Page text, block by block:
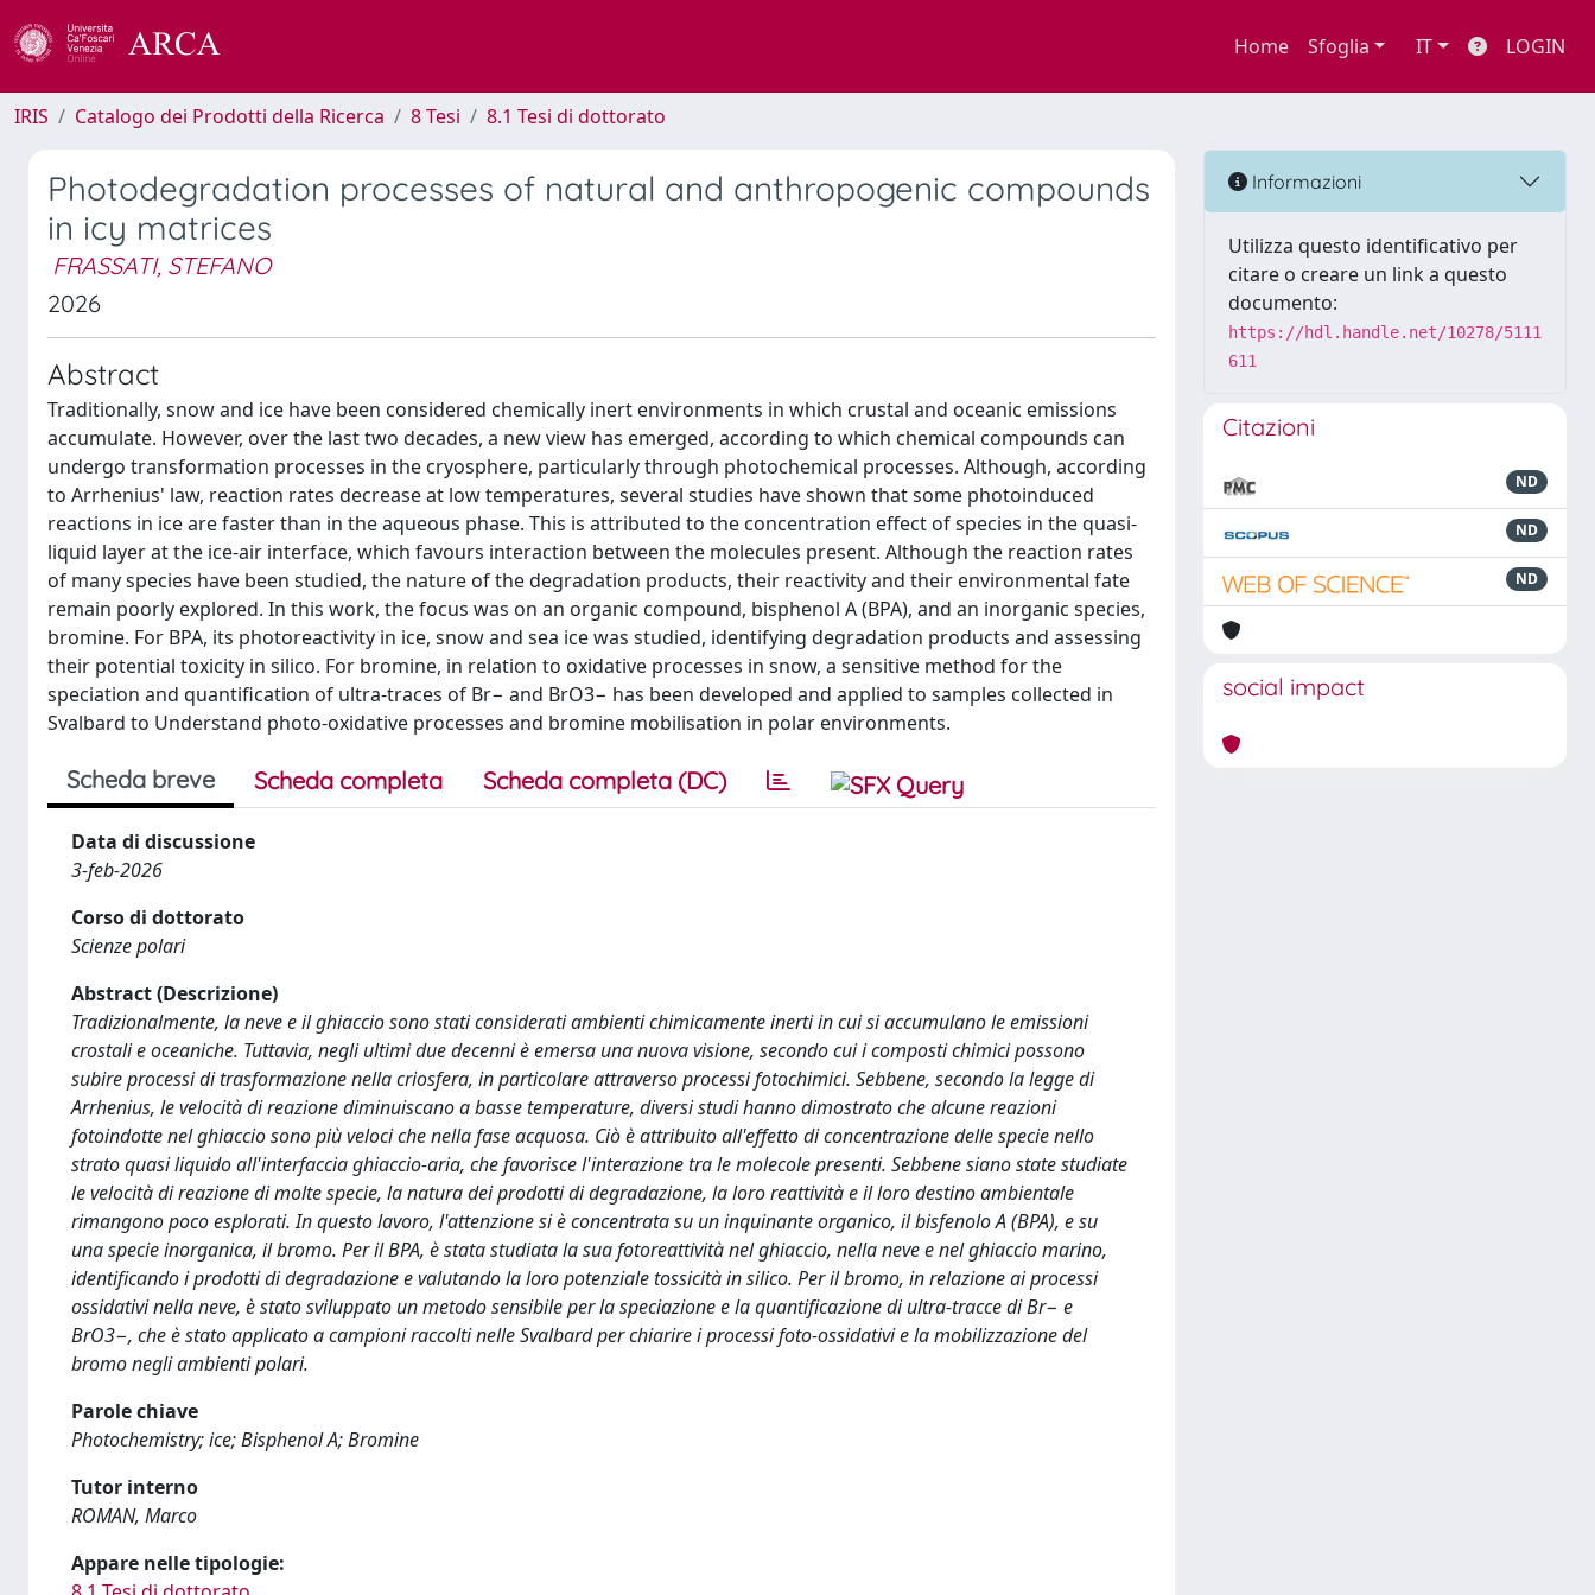
Home Sfoglia IT LOGIN
IRIS Catalogo dei Prodotti della Ricerca 8 Tesi 8.1 Tesi di dottorato
Photodegradation processes of natural and anthropogenic compounds
in icy matrices
FRASSATI, STEFANO
2026
Abstract
Traditionally, snow and ice have been considered chemically inert environments in which crustal and oceanic emissions
accumulate. However, over the last two decades, a new view has emerged, according to which chemical compounds can
undergo transformation processes in the cryosphere, particularly through photochemical processes. Although, according
to Arrhenius' law, reaction rates decrease at low temperatures, several studies have shown that some photoinduced
reactions in ice are faster than in the aqueous phase. This is attributed to the concentration effect of species in the quasi-
liquid layer at the ice-air interface, which favours interaction between the molecules present. Although the reaction rates
of many species have been studied, the nature of the degradation products, their reactivity and their environmental fate
remain poorly explored. In this work, the focus was on an organic compound, bisphenol A (BPA), and an inorganic species,
bromine. For BPA, its photoreactivity in ice, snow and sea ice was studied, identifying degradation products and assessing
their potential toxicity in silico. For bromine, in relation to oxidative processes in snow, a sensitive method for the
speciation and quantification of ultra-traces of Br− and BrO3− has been developed and applied to samples collected in
Svalbard to Understand photo-oxidative processes and bromine mobilisation in polar environments.
Scheda breve Scheda completa Scheda completa (DC)
Data di discussione
3-feb-2026
Corso di dottorato
Scienze polari
Abstract (Descrizione)
Tradizionalmente, la neve e il ghiaccio sono stati considerati ambienti chimicamente inerti in cui si accumulano le emissioni
crostali e oceaniche. Tuttavia, negli ultimi due decenni è emersa una nuova visione, secondo cui i composti chimici possono
subire processi di trasformazione nella criosfera, in particolare attraverso processi fotochimici. Sebbene, secondo la legge di
Arrhenius, le velocità di reazione diminuiscano a basse temperature, diversi studi hanno dimostrato che alcune reazioni
fotoindotte nel ghiaccio sono più veloci che nella fase acquosa. Ciò è attribuito all'effetto di concentrazione delle specie nello
strato quasi liquido all'interfaccia ghiaccio-aria, che favorisce l'interazione tra le molecole presenti. Sebbene siano state studiate
le velocità di reazione di molte specie, la natura dei prodotti di degradazione, la loro reattività e il loro destino ambientale
rimangono poco esplorati. In questo lavoro, l'attenzione si è concentrata su un inquinante organico, il bisfenolo A (BPA), e su
una specie inorganica, il bromo. Per il BPA, è stata studiata la sua fotoreattività nel ghiaccio, nella neve e nel ghiaccio marino,
identificando i prodotti di degradazione e valutando la loro potenziale tossicità in silico. Per il bromo, in relazione ai processi
ossidativi nella neve, è stato sviluppato un metodo sensibile per la speciazione e la quantificazione di ultra-tracce di Br− e
BrO3−, che è stato applicato a campioni raccolti nelle Svalbard per chiarire i processi foto-ossidativi e la mobilizzazione del
bromo negli ambienti polari.
Parole chiave
Photochemistry; ice; Bisphenol A; Bromine
Tutor interno
ROMAN, Marco
Appare nelle tipologie:
Informazioni
Utilizza questo identificativo per
citare o creare un link a questo
documento:
https://hdl.handle.net/10278/5111
611
Citazioni
ND
ND
ND
social impact